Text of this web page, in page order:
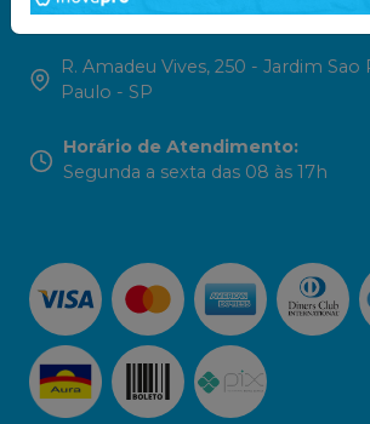
contato@inovapro.net.br
R. Amadeu Vives, 250 - Jardim Sao
Paulo - SP
Horário de Atendimento:
Segunda a sexta das 08 às 17h